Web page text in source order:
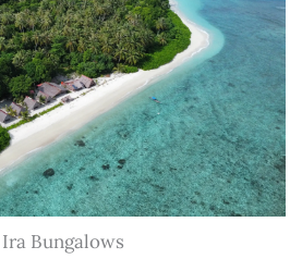
Ira Bungalows